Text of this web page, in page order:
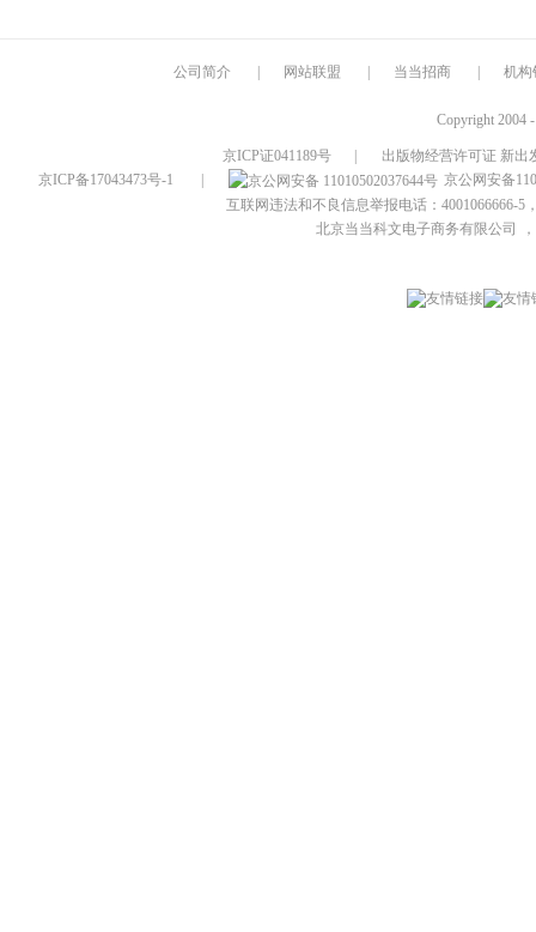
公司简介 网站联盟 当当招商 机构
Copyright 2004
京ICP证041189号
出版物经营许可证 新出
京ICP备17043473号-1
京公网安备
互联网违法和不良信息举报电话：4001066666-5
北京当当科文电子商务有限公司